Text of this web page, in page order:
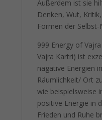
Außerdem ist sie
Denken, Wut,
Formen der
999 Energy of
Vajra Kartri) ist
nagative Energien
Räumlichkeit/ Ort
wie beispielsweise
positive Energie in
Frieden und Ruhe